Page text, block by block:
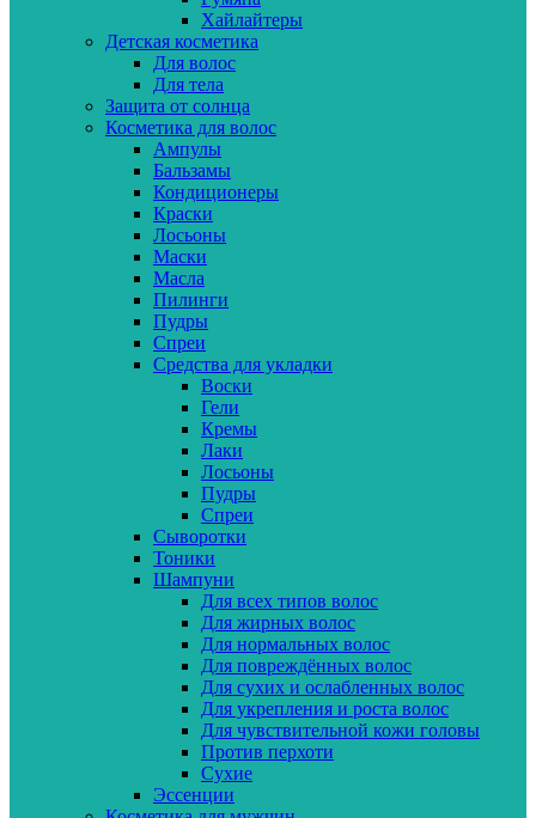
Хайлайтеры
Детская косметика
Для волос
Для тела
Защита от солнца
Косметика для волос
Ампулы
Бальзамы
Кондиционеры
Краски
Лосьоны
Маски
Масла
Пилинги
Пудры
Спреи
Средства для укладки
Воски
Гели
Кремы
Лаки
Лосьоны
Пудры
Спреи
Сыворотки
Тоники
Шампуни
Для всех типов волос
Для жирных волос
Для нормальных волос
Для повреждённых волос
Для сухих и ослабленных волос
Для укрепления и роста волос
Для чувствительной кожи головы
Против перхоти
Сухие
Эссенции